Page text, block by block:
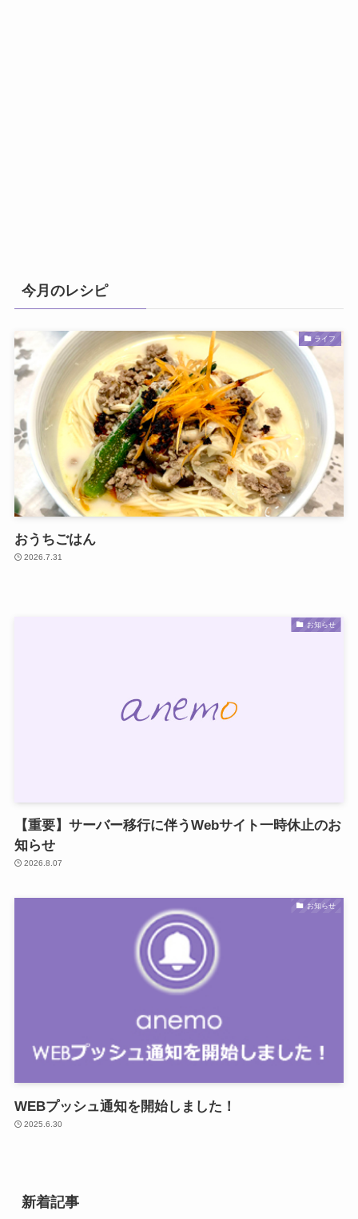
今月のレシピ
ライフ
おうちごはん
2026.7.31
お知らせ
【重要】サーバー移行に伴うWebサイト一時休止のお
知らせ
2026.8.07
お知らせ
WEBプッシュ通知を開始しました！
2025.6.30
新着記事